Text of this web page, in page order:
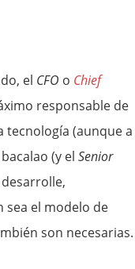
el CFO o Chief
responsable de
tecnología (aunque a
(y el Senior
sea el modelo de
son necesarias.